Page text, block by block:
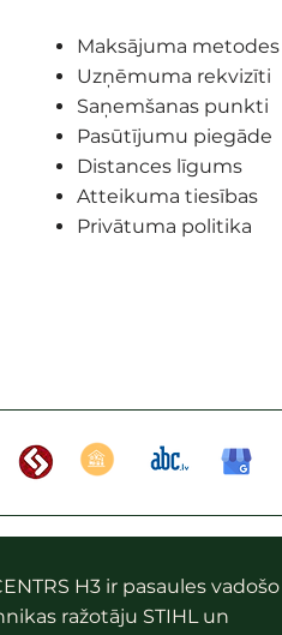
Maksājuma metodes
Uzņēmuma rekvizīti
Saņemšanas punkti
Pasūtījumu piegāde
Distances līgums
Atteikuma tiesības
Privātuma politika
H3 ir pasaules vadošo
ražotāju STIHL un